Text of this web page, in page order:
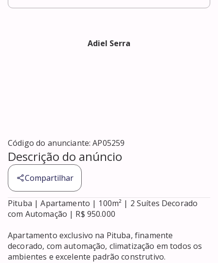
Adiel Serra
Código do anunciante:AP05259
Descrição do anúncio
Compartilhar
Pituba | Apartamento | 100m² | 2 Suítes Decorado
com Automação | R$ 950.000
Apartamento exclusivo na Pituba, finamente
decorado, com automação, climatização em todos os
ambientes e excelente padrão construtivo.